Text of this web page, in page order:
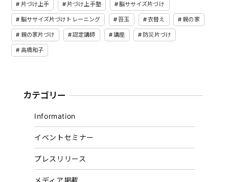
片づけ上手 片づけ上手塾 脳ササイズ片づけ
脳ササイズ片づけトレーニング 苔玉 衣替え 親の家
親の家片づけ 認定講師 講座 防災片づけ
高橋和子
カテゴリー
Information
イベントセミナー
プレスリリース
メディア掲載